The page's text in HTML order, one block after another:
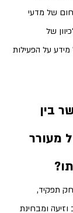
של מדעי
של
מידע על הפעילות
בין
מעורר
תפקיד,
וזיעה ומבחינת